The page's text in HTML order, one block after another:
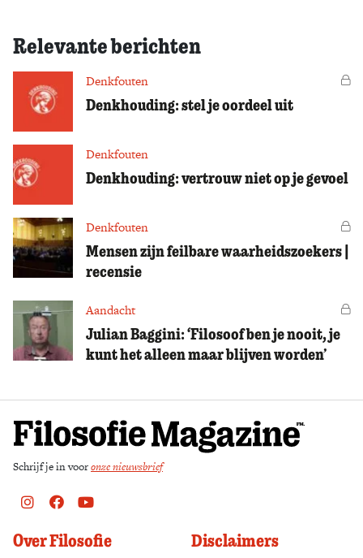
Relevante berichten
Denkfouten
Denkhouding: stel je oordeel uit
Denkfouten
Denkhouding: vertrouw niet op je gevoel
Denkfouten
Mensen zijn feilbare waarheidszoekers |
recensie
Aandacht
Julian Baggini: ‘Filosoof ben je nooit, je
kunt het alleen maar blijven worden’
Schrijf je in vooronze nieuwsbrief
Instagram
FacebookYoutube
Over Filosofie Disclaimers